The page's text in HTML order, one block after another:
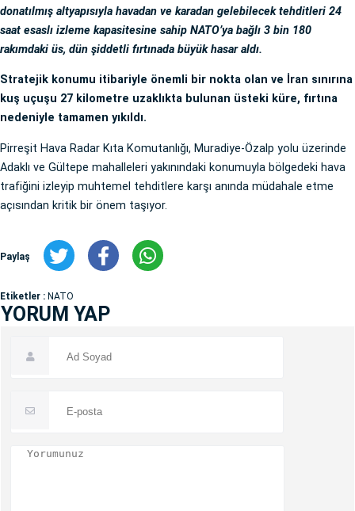
donatılmış altyapısıyla havadan ve karadan gelebilecek tehditleri 24
saat esaslı izleme kapasitesine sahip NATO’ya bağlı 3 bin 180
rakımdaki üs, dün şiddetli fırtınada büyük hasar aldı.
Stratejik konumu itibariyle önemli bir nokta olan ve İran sınırına
kuş uçuşu 27 kilometre uzaklıkta bulunan üsteki küre, fırtına
nedeniyle tamamen yıkıldı.
Pirreşit Hava Radar Kıta Komutanlığı, Muradiye-Özalp yolu üzerinde
Adaklı ve Gültepe mahalleleri yakınındaki konumuyla bölgedeki hava
trafiğini izleyip muhtemel tehditlere karşı anında müdahale etme
açısından kritik bir önem taşıyor.
Paylaş
Etiketler : NATO
YORUM YAP